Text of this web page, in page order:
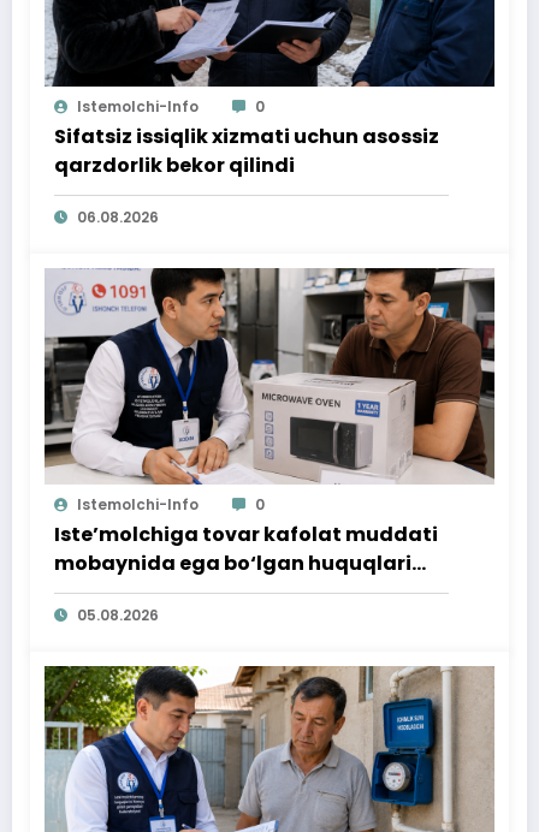
Istemolchi-Info 0
Sifatsiz issiqlik xizmati uchun asossiz
qarzdorlik bekor qilindi
06.08.2026
Istemolchi-Info 0
Iste’molchiga tovar kafolat muddati
mobaynida ega bo‘lgan huquqlari
ta’minlab berildi
05.08.2026